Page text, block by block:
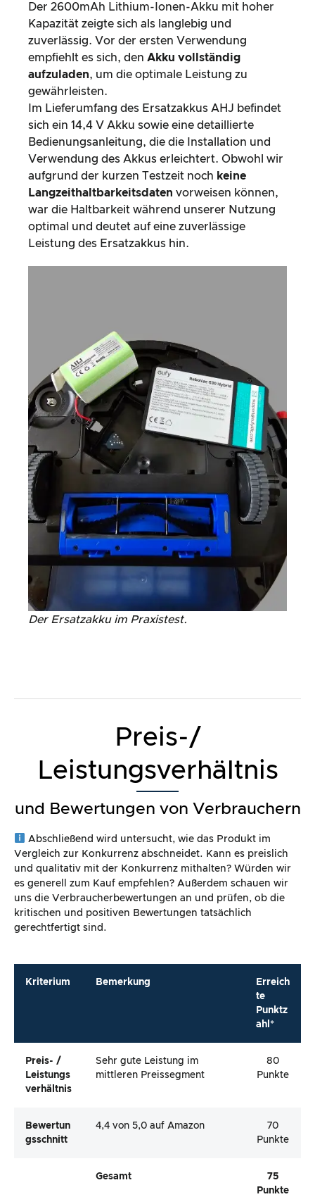
Der 2600mAh Lithium-Ionen-Akku mit hoher
Kapazität zeigte sich als langlebig und
zuverlässig. Vor der ersten Verwendung
empfiehlt es sich, den Akku vollständig
aufzuladen, um die optimale Leistung zu
gewährleisten.
Im Lieferumfang des Ersatzakkus AHJ befindet
sich ein 14,4 V Akku sowie eine detaillierte
Bedienungsanleitung, die die Installation und
Verwendung des Akkus erleichtert. Obwohl wir
aufgrund der kurzen Testzeit noch keine
Langzeithaltbarkeitsdaten vorweisen können,
war die Haltbarkeit während unserer Nutzung
optimal und deutet auf eine zuverlässige
Leistung des Ersatzakkus hin.
Der Ersatzakku im Praxistest.
Preis-/
Leistungsverhältnis
und Bewertungen von Verbrauchern
Abschließend wird untersucht, wie das Produkt im
Vergleich zur Konkurrenz abschneidet. Kann es preislich
und qualitativ mit der Konkurrenz mithalten? Würden wir
es generell zum Kauf empfehlen? Außerdem schauen wir
uns die Verbraucherbewertungen an und prüfen, ob die
kritischen und positiven Bewertungen tatsächlich
gerechtfertigt sind.
Kriterium Bemerkung
Erreich
te
Punktz
ahl*
Preis- /
Leistungs
Verhältnis
Sehr gute Leistung im
mittleren Preissegment
80
Punkte
Bewertun
Gsschnitt
4,4 von 5,0 auf Amazon
70
Punkte
Gesamt
75
Punkte